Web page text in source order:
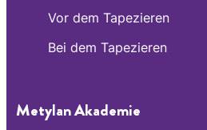
Vor dem Tapezieren
Bei dem Tapezieren
Metylan Akademie